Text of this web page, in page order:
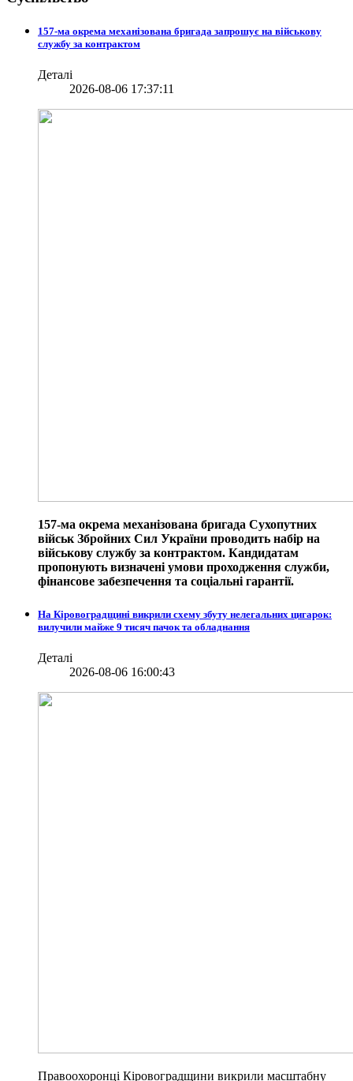
157-ма окрема механізована бригада запрошує на військову
службу за контрактом
Деталі
2026-08-06 17:37:11
157-ма окрема механізована бригада Сухопутних
військ Збройних Сил України проводить набір на
військову службу за контрактом. Кандидатам
пропонують визначені умови проходження служби,
фінансове забезпечення та соціальні гарантії.
На Кіровоградщині викрили схему збуту нелегальних цигарок:
вилучили майже 9 тисяч пачок та обладнання
Деталі
2026-08-06 16:00:43
Правоохоронці Кіровоградщини викрили масштабну